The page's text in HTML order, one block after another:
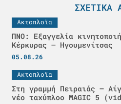
ΣΧΕΤΙΚΆ
Ακτοπλοϊα
ΠΝΟ: Εξαγγελία
Κέρκυρας – Ηγουμενίτσας
05.08.26
Ακτοπλοϊα
Στη γραμμή Πειραιάς –
νέο ταχύπλοο MAGIC 5